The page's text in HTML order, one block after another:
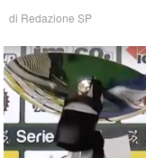
di Redazione SP